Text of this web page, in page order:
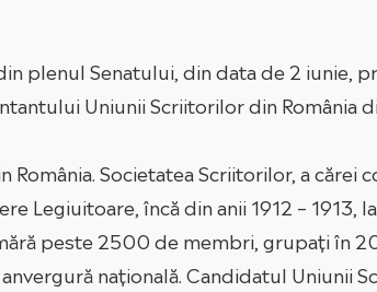
plenul Senatului, din data de 2 iunie,
Uniunii Scriitorilor din România
Societatea Scriitorilor, a cărei
Legiuitoare, încă din anii 1912 – 1913,
peste 2500 de membri, grupați în
națională. Candidatul Uniunii